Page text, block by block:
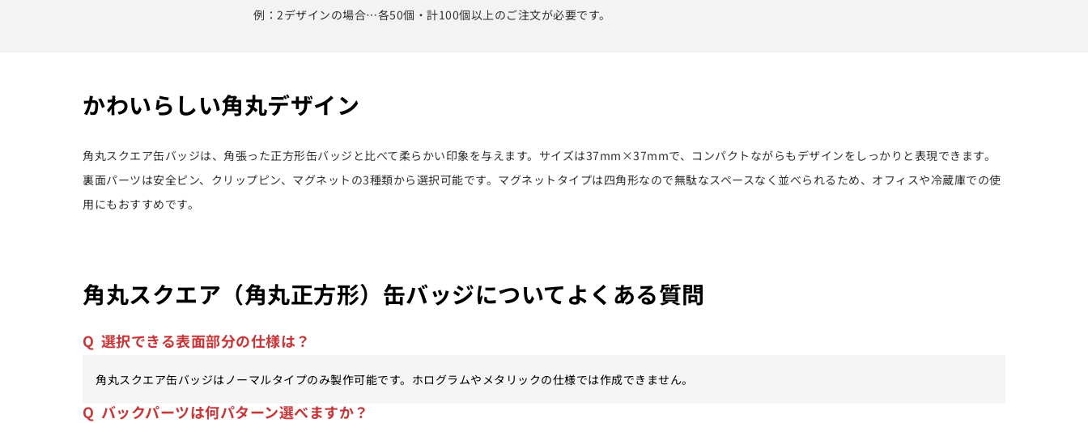
例：2デザインの場合…各50個・計100個以上のご注文が必要です。
かわいらしい角丸デザイン
角丸スクエア缶バッジは、角張った正方形缶バッジと比べて柔らかい印象を与えます。サイズは37mm×37mmで、コンパクトながらもデザインをしっかりと表現できます。
裏面パーツは安全ピン、クリップピン、マグネットの3種類から選択可能です。マグネットタイプは四角形なので無駄なスペースなく並べられるため、オフィスや冷蔵庫での使
用にもおすすめです。
角丸スクエア（角丸正方形）缶バッジについてよくある質問
Q 選択できる表面部分の仕様は？
角丸スクエア缶バッジはノーマルタイプのみ製作可能です。ホログラムやメタリックの仕様では作成できません。
Q バックパーツは何パターン選べますか？